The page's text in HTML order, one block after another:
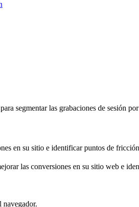
segmentar las grabaciones de sesión
en su sitio e identificar puntos de
las conversiones en su sitio web e
navegador.